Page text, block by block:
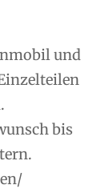
und
bis